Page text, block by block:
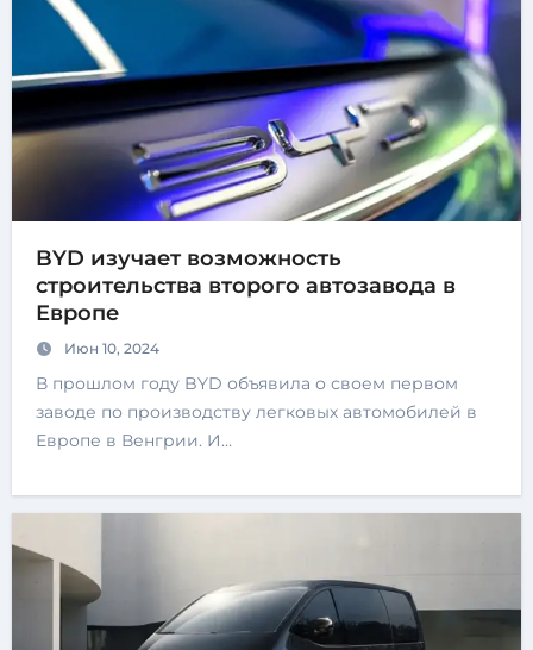
BYD изучает возможность
строительства второго автозавода в
Европе
Июн 10, 2024
В прошлом году BYD объявила о своем первом
заводе по производству легковых автомобилей в
Европе в Венгрии. И…